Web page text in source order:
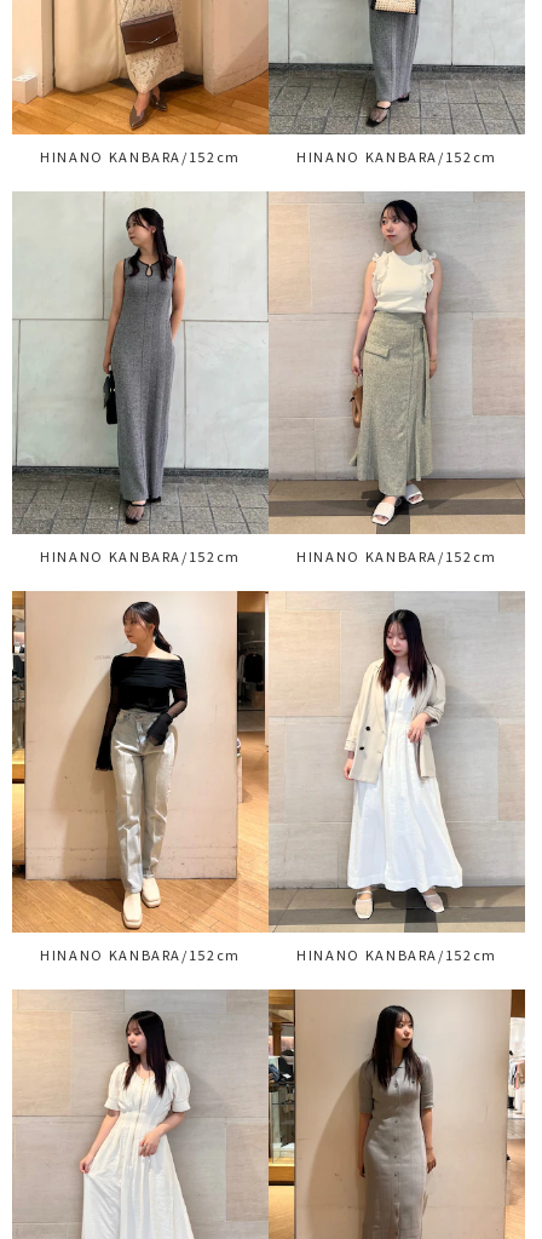
HINANO KANBARA/152cm HINANO KANBARA/152cm
HINANO KANBARA/152cm HINANO KANBARA/152cm
HINANO KANBARA/152cm HINANO KANBARA/152cm